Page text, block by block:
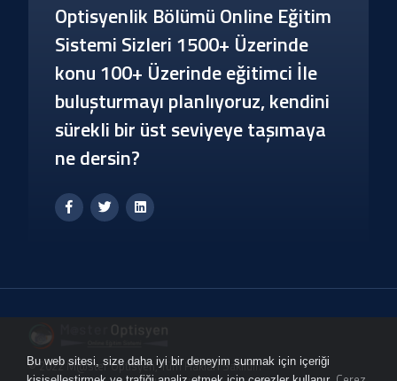
Bu web sitesi, size daha iyi bir deneyim sunmak için içeriği
Optisyenlik Bölümü Online Eğitim
Sistemi Sizleri 1500+ Üzerinde
konu 100+ Üzerinde eğitimci İle
buluşturmayı planlıyoruz, kendini
sürekli bir üst seviyeye taşımaya
ne dersin?
© 2022 M@ster Optisyen, Tüm Hakları Saklıdır.